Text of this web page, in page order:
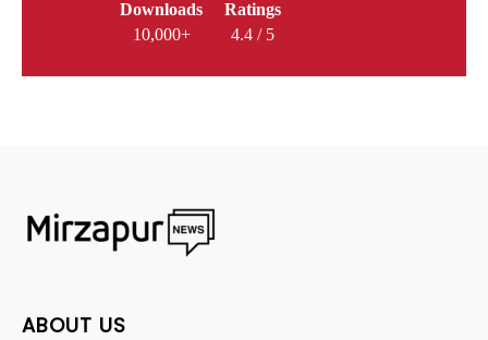
Downloads
10,000+
Ratings
4.4 / 5
ABOUT US